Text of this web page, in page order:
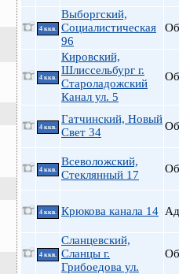
4 ккв.
Выборгский,
Социалистическая
96
4 ккв.
Кировский,
Шлиссельбург г.
Староладожский
Канал ул. 5
4 ккв.
Гатчинский, Новый
Свет 34
4 ккв.
Всеволожский,
Стеклянный 17
4 ккв. Крюкова канала 14
4 ккв.
Сланцевский,
Сланцы г.
Грибоедова ул.